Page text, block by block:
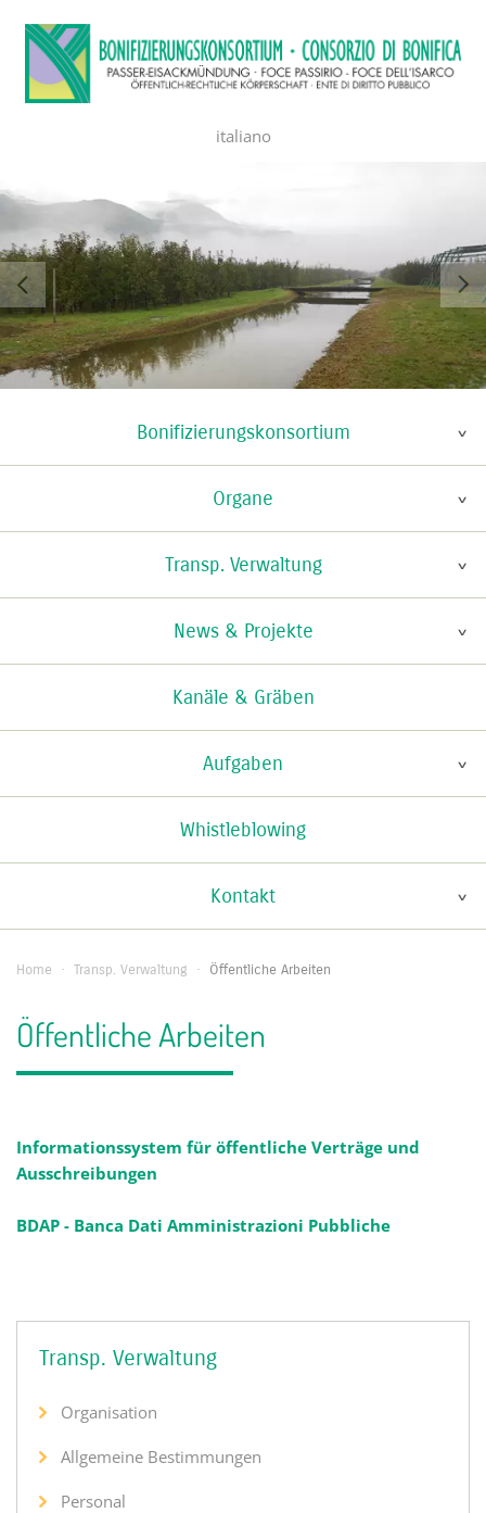
italiano
Bonifizierungskonsortium
Organe
Transp. Verwaltung
News & Projekte
Kanäle & Gräben
Aufgaben
Whistleblowing
Kontakt
Home · Transp. Verwaltung · Öffentliche Arbeiten
Öffentliche Arbeiten
Informationssystem für öffentliche Verträge und
Ausschreibungen
BDAP - Banca Dati Amministrazioni Pubbliche
Transp. Verwaltung
Organisation
Allgemeine Bestimmungen
Personal